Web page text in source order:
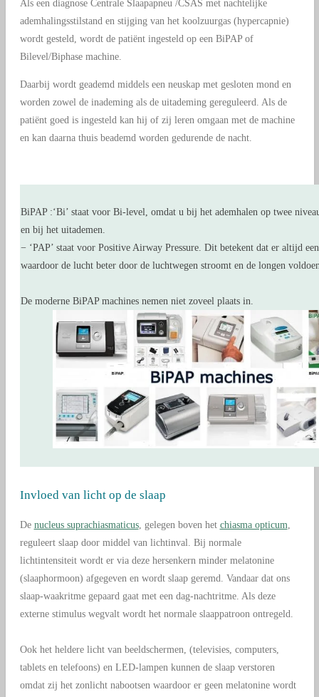
Als een diagnose Centrale Slaapapneu /CSAS met nachtelijke
ademhalingsstilstand en stijging van het koolzuurgas (hypercapnie)
wordt gesteld, wordt de patiënt ingesteld op een BiPAP of
Bilevel/Biphase machine.
Daarbij wordt geademd middels een neuskap met gesloten mond en
worden zowel de inademing als de uitademing gereguleerd. Als de
patiënt goed is ingesteld kan hij of zij leren omgaan met de machine
en kan daarna thuis beademd worden gedurende de nacht.
BiPAP :‘Bi’ staat voor Bi-level, omdat u bij het ademhalen op twee
en bij het uitademen.
− ‘PAP’ staat voor Positive Airway Pressure. Dit betekent dat er altijd
waardoor de lucht beter door de luchtwegen stroomt en de longen
De moderne BiPAP machines nemen niet zoveel plaats in.
Invloed van licht op de slaap
De nucleus suprachiasmaticus, gelegen boven het chiasma opticum,
reguleert slaap door middel van lichtinval. Bij normale
lichtintensiteit wordt er via deze hersenkern minder melatonine
(slaaphormoon) afgegeven en wordt slaap geremd. Vandaar dat ons
slaap-waakritme gepaard gaat met een dag-nachtritme. Als deze
externe stimulus wegvalt wordt het normale slaappatroon ontregeld.
Ook het heldere licht van beeldschermen, (televisies, computers,
tablets en telefoons) en LED-lampen kunnen de slaap verstoren
omdat zij het zonlicht nabootsen waardoor er geen melatonine wordt